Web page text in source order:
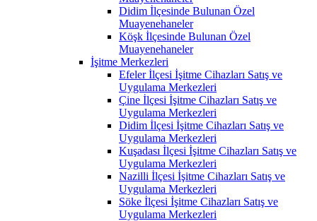
Didim İlçesinde Bulunan Özel
Muayenehaneler
Köşk İlçesinde Bulunan Özel
Muayenehaneler
İşitme Merkezleri
Efeler İlçesi İşitme Cihazları Satış ve
Uygulama Merkezleri
Çine İlçesi İşitme Cihazları Satış ve
Uygulama Merkezleri
Didim İlçesi İşitme Cihazları Satış ve
Uygulama Merkezleri
Kuşadası İlçesi İşitme Cihazları Satış ve
Uygulama Merkezleri
Nazilli İlçesi İşitme Cihazları Satış ve
Uygulama Merkezleri
Söke İlçesi İşitme Cihazları Satış ve
Uygulama Merkezleri